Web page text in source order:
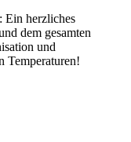
Ein herzliches
dem gesamten
und
Temperaturen!